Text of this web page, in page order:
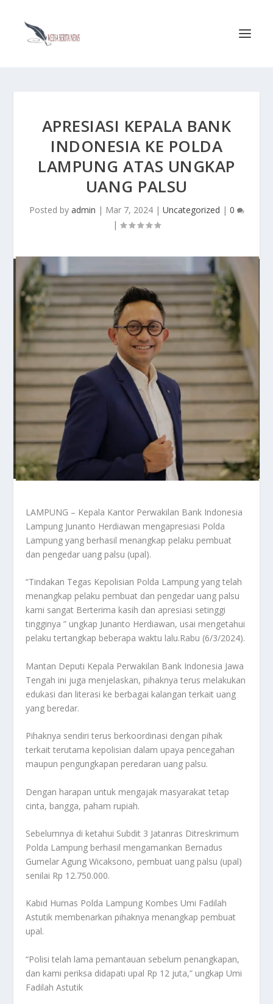
APRESIASI KEPALA BANK
INDONESIA KE POLDA
LAMPUNG ATAS UNGKAP
UANG PALSU
Posted by admin | Mar 7, 2024| Uncategorized | 0
|
LAMPUNG – Kepala Kantor Perwakilan Bank Indonesia
Lampung Junanto Herdiawan mengapresiasi Polda
Lampung yang berhasil menangkap pelaku pembuat
dan pengedar uang palsu (upal).
“Tindakan Tegas Kepolisian Polda Lampung yang telah
menangkap pelaku pembuat dan pengedar uang palsu
kami sangat Berterima kasih dan apresiasi setinggi
tingginya ” ungkap Junanto Herdiawan, usai mengetahui
pelaku tertangkap beberapa waktu lalu.Rabu (6/3/2024).
Mantan Deputi Kepala Perwakilan Bank Indonesia Jawa
Tengah ini juga menjelaskan, pihaknya terus melakukan
edukasi dan literasi ke berbagai kalangan terkait uang
yang beredar.
Pihaknya sendiri terus berkoordinasi dengan pihak
terkait terutama kepolisian dalam upaya pencegahan
maupun pengungkapan peredaran uang palsu.
Dengan harapan untuk mengajak masyarakat tetap
cinta, bangga, paham rupiah.
Sebelumnya di ketahui Subdit 3 Jatanras Ditreskrimum
Polda Lampung berhasil mengamankan Bernadus
Gumelar Agung Wicaksono, pembuat uang palsu (upal)
senilai Rp 12.750.000.
Kabid Humas Polda Lampung Kombes Umi Fadilah
Astutik membenarkan pihaknya menangkap pembuat
upal.
“Polisi telah lama pemantauan sebelum penangkapan,
dan kami periksa didapati upal Rp 12 juta,” ungkap Umi
Fadilah Astutik